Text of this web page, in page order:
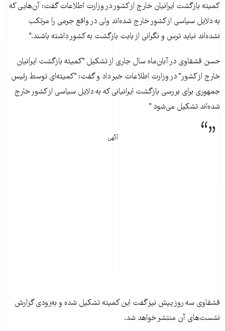
کميته بازگشت ايرانيان خارج از کشور در وزارت اطلاعات گفت: آن‌هايی که
به دلايل سياسی از کشور خارج شده‌اند ولی در واقع جرمی را مرتکب
نشده‌اند نبايد ترس و نگرانی از بابت بازگشت به کشور داشته باشند."
حسن قشقاوی در آبان‌ماه سال جاری از تشکيل "کميته بازگشت ايرانيان
خارج از کشور" در وزارت اطلاعات خبر داد و گفت: "کميته‌ای توسط رئيس
جمهوری برای بررسی بازگشت ايرانيانی که به دلايل سياسی از کشور خارج
شده‌اند تشکيل می‌شود "
آگهی
قشقاوی سه روز پيش نيز گفت اين کميته تشکيل شده و به‌زودی گزارش
نشست‌های آن منتشر خواهد شد.